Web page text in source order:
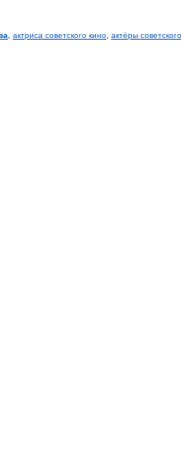
актриса советского кино актёры